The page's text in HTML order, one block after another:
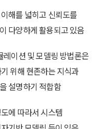
해를 넓히고 신뢰도를
다양하게 활용되고 있음
이션 및 모델링 방법론은
위해 현존하는 지식과
설명하기 적합함
에 따라서 시스템